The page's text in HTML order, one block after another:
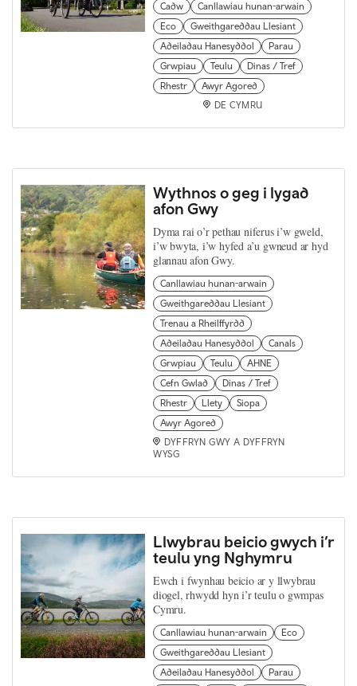
Cadw
Canllawiau hunan-arwain
Eco
Gweithgareddau Llesiant
Adeiladau Hanesyddol
Parau
Grwpiau
Teulu
Dinas / Tref
Rhestr
Awyr Agored
DE CYMRU
Wythnos o geg i lygad
afon Gwy
Dyma rai o’r pethau niferus i’w gweld,
i’w bwyta, i’w hyfed a’u gwneud ar hyd
glannau afon Gwy.
Canllawiau hunan-arwain
Gweithgareddau Llesiant
Trenau a Rheilffyrdd
Adeiladau Hanesyddol
Canals
Grwpiau
Teulu
AHNE
Cefn Gwlad
Dinas / Tref
Rhestr
Llety
Siopa
Awyr Agored
DYFFRYN GWY A DYFFRYN
WYSG
Llwybrau beicio gwych i’r
teulu yng Nghymru
Ewch i fwynhau beicio ar y llwybrau
diogel, rhwydd hyn i’r teulu o gwmpas
Cymru.
Canllawiau hunan-arwain
Eco
Gweithgareddau Llesiant
Adeiladau Hanesyddol
Parau